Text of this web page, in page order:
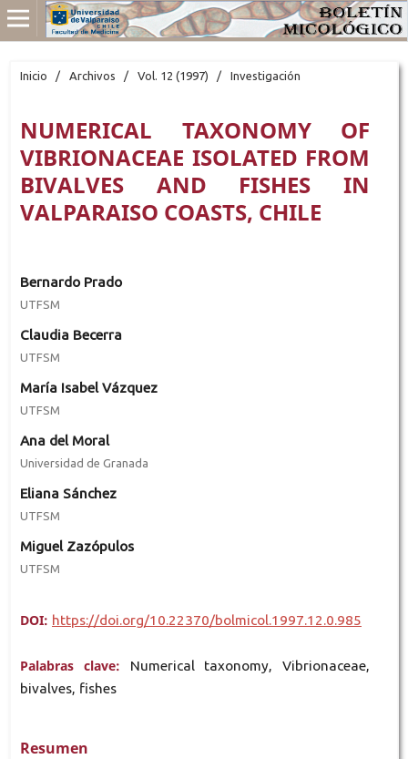
Inicio / Archivos / Vol. 12 (1997) / Investigación
NUMERICAL TAXONOMY OF
VIBRIONACEAE ISOLATED FROM
BIVALVES AND FISHES IN
VALPARAISO COASTS, CHILE
Bernardo Prado
UTFSM
Claudia Becerra
UTFSM
María Isabel Vázquez
UTFSM
Ana del Moral
Universidad de Granada
Eliana Sánchez
UTFSM
Miguel Zazópulos
UTFSM
DOI: https://doi.org/10.22370/bolmicol.1997.12.0.985
Palabras clave:
Numerical taxonomy, Vibrionaceae,
bivalves, fishes
Resumen